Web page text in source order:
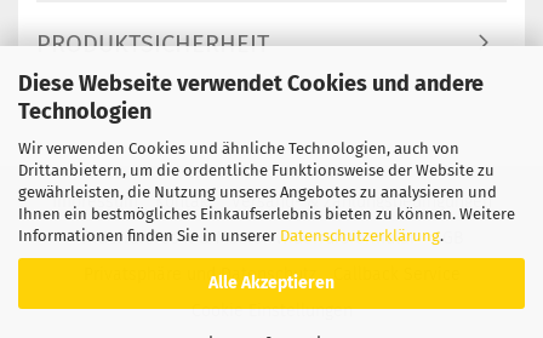
Diese Webseite verwendet Cookies und andere
Technologien
Wir verwenden Cookies und ähnliche Technologien, auch von
Drittanbietern, um die ordentliche Funktionsweise der Website zu
gewährleisten, die Nutzung unseres Angebotes zu analysieren und
Ihnen ein bestmögliches Einkaufserlebnis bieten zu können. Weitere
Informationen finden Sie in unserer Datenschutzerklärung.
Alle Akzeptieren
PRODUKTSICHERHEIT
Impressum Kontakt
Versand- & Zahlungsbedingungen
Widerrufsrecht & Muster-Widerrufsformular
AGB
Privatsphäre und Datenschutz
Callback Service
Cookie Einstellungen